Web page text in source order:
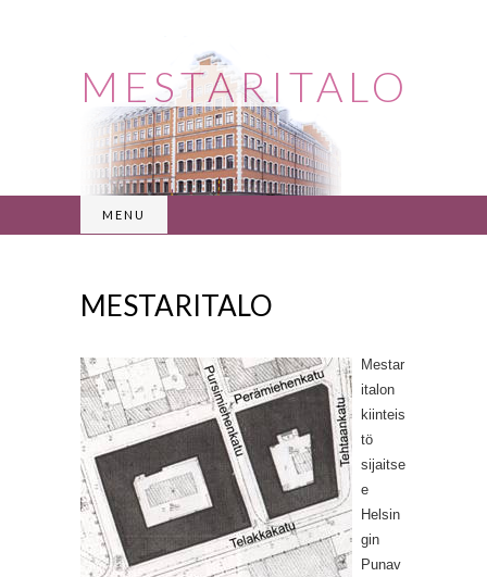
MESTARITALO
MENU
MESTARITALO
Mestar
italon
kiinteis
tö
sijaitse
e
Helsin
gin
Punav